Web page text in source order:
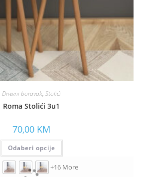
Dnevni boravak, Stolići
Roma Stolići 3u1
70,00 KM
Odaberi opcije
+16 More